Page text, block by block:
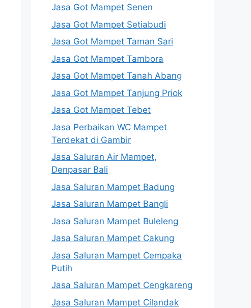
Jasa Got Mampet Senen
Jasa Got Mampet Setiabudi
Jasa Got Mampet Taman Sari
Jasa Got Mampet Tambora
Jasa Got Mampet Tanah Abang
Jasa Got Mampet Tanjung Priok
Jasa Got Mampet Tebet
Jasa Perbaikan WC Mampet
Terdekat di Gambir
Jasa Saluran Air Mampet,
Denpasar Bali
Jasa Saluran Mampet Badung
Jasa Saluran Mampet Bangli
Jasa Saluran Mampet Buleleng
Jasa Saluran Mampet Cakung
Jasa Saluran Mampet Cempaka
Putih
Jasa Saluran Mampet Cengkareng
Jasa Saluran Mampet Cilandak